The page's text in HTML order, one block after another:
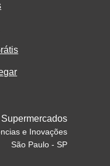
Supermercados
e Inovações
São Paulo - SP